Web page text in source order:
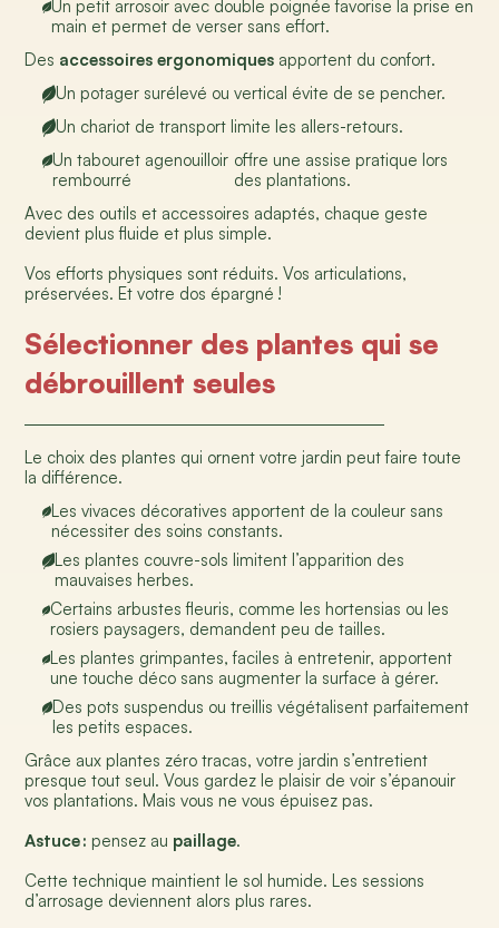
Un petit arrosoir avec double poignée favorise la prise en
main et permet de verser sans effort.
Des accessoires ergonomiques apportent du confort.
Un potager surélevé ou vertical évite de se pencher.
Un chariot de transport limite les allers-retours.
Un tabouret agenouilloir
rembourré
offre une assise pratique lors
des plantations.
Avec des outils et accessoires adaptés, chaque geste
devient plus fluide et plus simple.
Vos efforts physiques sont réduits. Vos articulations,
préservées. Et votre dos épargné !
Sélectionner des plantes qui se
débrouillent seules
Le choix des plantes qui ornent votre jardin peut faire toute
la différence.
Les vivaces décoratives apportent de la couleur sans
nécessiter des soins constants.
Les plantes couvre-sols limitent l’apparition des
mauvaises herbes.
Certains arbustes fleuris, comme les hortensias ou les
rosiers paysagers, demandent peu de tailles.
Les plantes grimpantes, faciles à entretenir, apportent
une touche déco sans augmenter la surface à gérer.
Des pots suspendus ou treillis végétalisent parfaitement
les petits espaces.
Grâce aux plantes zéro tracas, votre jardin s’entretient
presque tout seul. Vous gardez le plaisir de voir s’épanouir
vos plantations. Mais vous ne vous épuisez pas.
Astuce : pensez au paillage.
Cette technique maintient le sol humide.Les sessions
d’arrosage deviennent alors plus rares.